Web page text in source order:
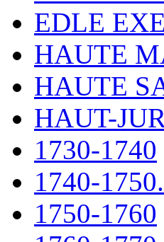
EDLE
HAUTE
HAUTE
HAUT-
1730-1740
1740-1750.
1750-1760